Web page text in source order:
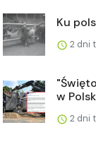
Ku
2 dni
w
2 dni